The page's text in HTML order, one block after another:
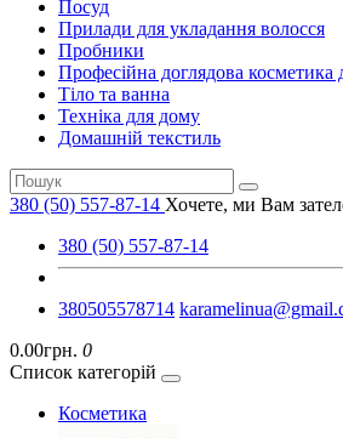
Посуд
Прилади для укладання волосся
Пробники
Професійна доглядова косметика
Тіло та ванна
Техніка для дому
Домашній текстиль
380 (50) 557-87-14 Хочете, ми Вам
380 (50) 557-87-14
380505578714
0.00грн. 0
Список категорій
Косметика